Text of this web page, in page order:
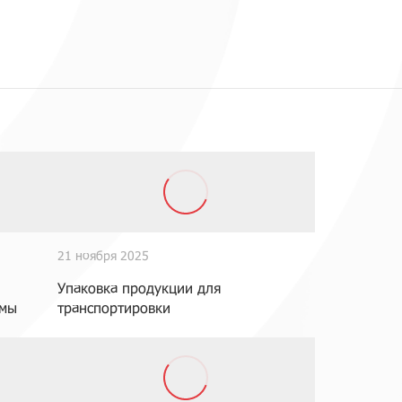
21 ноября 2025
Упаковка продукции для
транспортировки